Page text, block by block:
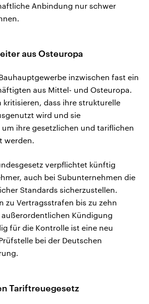
Anbindung nur schwer
aus Osteuropa
inzwischen fast ein
aus Mittel- und Osteuropa.
kritisieren, dass ihre strukturelle
wird und sie
ihre gesetzlichen und tariflichen
werden.
verpflichtet künftig
auch bei Subunternehmen die
Standards sicherzustellen.
zu Vertragsstrafen bis zu zehn
außerordentlichen Kündigung
für die Kontrolle ist eine neu
bei der Deutschen
Tariftreuegesetz